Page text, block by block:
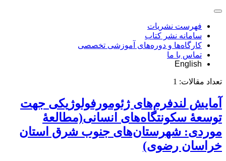
فهرست نشریات
سامانه نشر کتاب
کارگاه‌ها و دوره‌های آموزشی تخصصی
تماس با ما
English
تعداد مقالات: 1
آمایش لندفرم‌های ژئومورفولوژیکی جهت
توسعۀ سکونتگاه‌های انسانی(مطالعۀ
موردی: شهرستان‌های جنوب شرق استان
خراسان رضوی)